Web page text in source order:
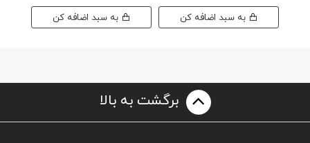
برگشت به بالا